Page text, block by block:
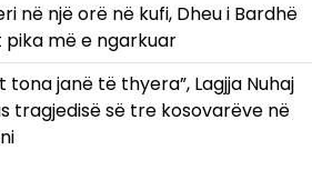
në një orë në kufi, Dheu i Bardhë
më e ngarkuar
tona janë të thyera”, Lagjja Nuhaj
tragjedisë së tre kosovarëve në